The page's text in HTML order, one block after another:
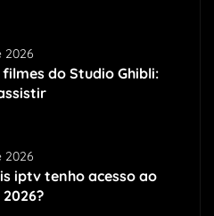
2026
do Studio Ghibli:
2026
iptv tenho acesso ao